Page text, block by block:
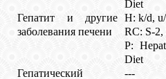
Diet
Гепатит и другие
заболевания печени
H: k/d,
RC: S-2,
P:
Diet
Гепатический
---